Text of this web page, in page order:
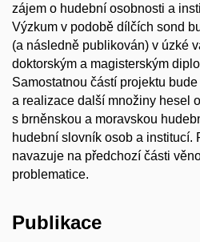
zájem o hudební osobnosti a
Výzkum v podobě dílčích sond
(a následně publikován) v úzké
doktorským a magisterským
Samostatnou částí projektu
a realizace další množiny hesel
s brněnskou a moravskou
hudební slovník osob a institucí.
navazuje na předchozí části
problematice.
Publikace